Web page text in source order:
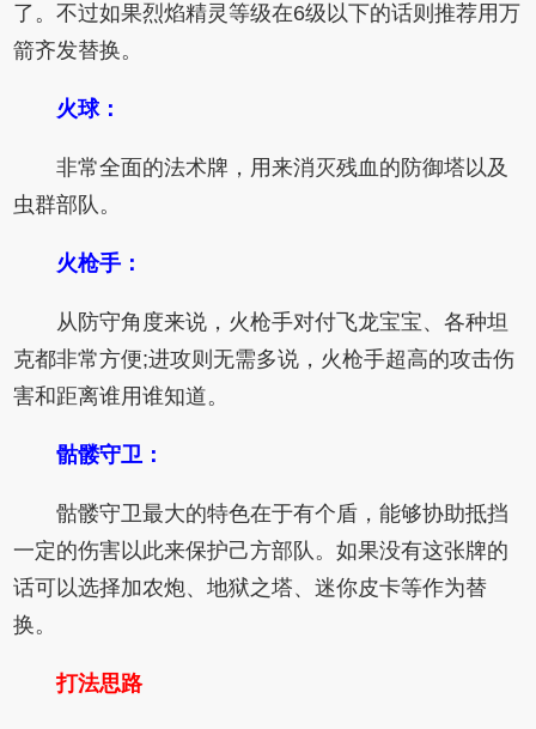
了。不过如果烈焰精灵等级在6级以下的话则推荐用万
箭齐发替换。
火球：
非常全面的法术牌，用来消灭残血的防御塔以及
虫群部队。
火枪手：
从防守角度来说，火枪手对付飞龙宝宝、各种坦
克都非常方便;进攻则无需多说，火枪手超高的攻击伤
害和距离谁用谁知道。
骷髅守卫：
骷髅守卫最大的特色在于有个盾，能够协助抵挡
一定的伤害以此来保护己方部队。如果没有这张牌的
话可以选择加农炮、地狱之塔、迷你皮卡等作为替
换。
打法思路